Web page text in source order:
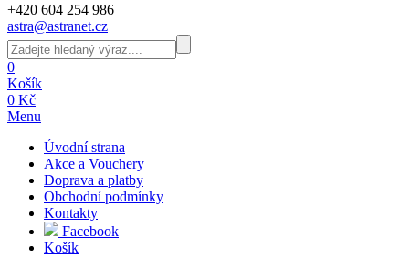
+420 604 254 986
astra@astranet.cz
0
Košík
0 Kč
Menu
Úvodní strana
Akce a Vouchery
Doprava a platby
Obchodní podmínky
Kontakty
Facebook
Košík